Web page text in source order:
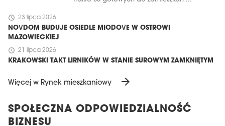
schedule 23 lipca 2026
NOVDOM BUDUJE OSIEDLE MIODOVE W OSTROWI
MAZOWIECKIEJ
schedule 21 lipca 2026
KRAKOWSKI TAKT LIRNIKÓW W STANIE SUROWYM ZAMKNIĘTYM
Więcej w Rynek mieszkaniowy arrow_forward
SPOŁECZNA ODPOWIEDZIALNOŚĆ
BIZNESU